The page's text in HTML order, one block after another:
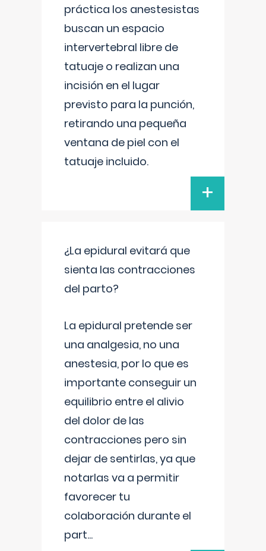
práctica los anestesistas
buscan un espacio
intervertebral libre de
tatuaje o realizan una
incisión en el lugar
previsto para la punción,
retirando una pequeña
ventana de piel con el
tatuaje incluido.
+
¿La epidural evitará que
sienta las contracciones
del parto?
La epidural pretende ser
una analgesia, no una
anestesia, por lo que es
importante conseguir un
equilibrio entre el alivio
del dolor de las
contracciones pero sin
dejar de sentirlas, ya que
notarlas va a permitir
favorecer tu
colaboración durante el
part...